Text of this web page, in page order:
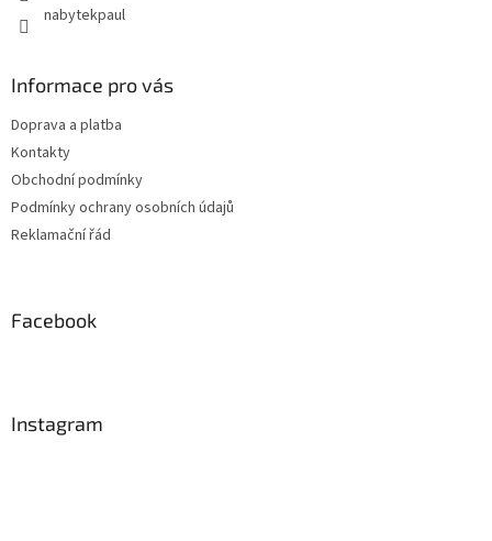
nabytekpaul
Informace pro vás
Doprava a platba
Kontakty
Obchodní podmínky
Podmínky ochrany osobních údajů
Reklamační řád
Facebook
Instagram